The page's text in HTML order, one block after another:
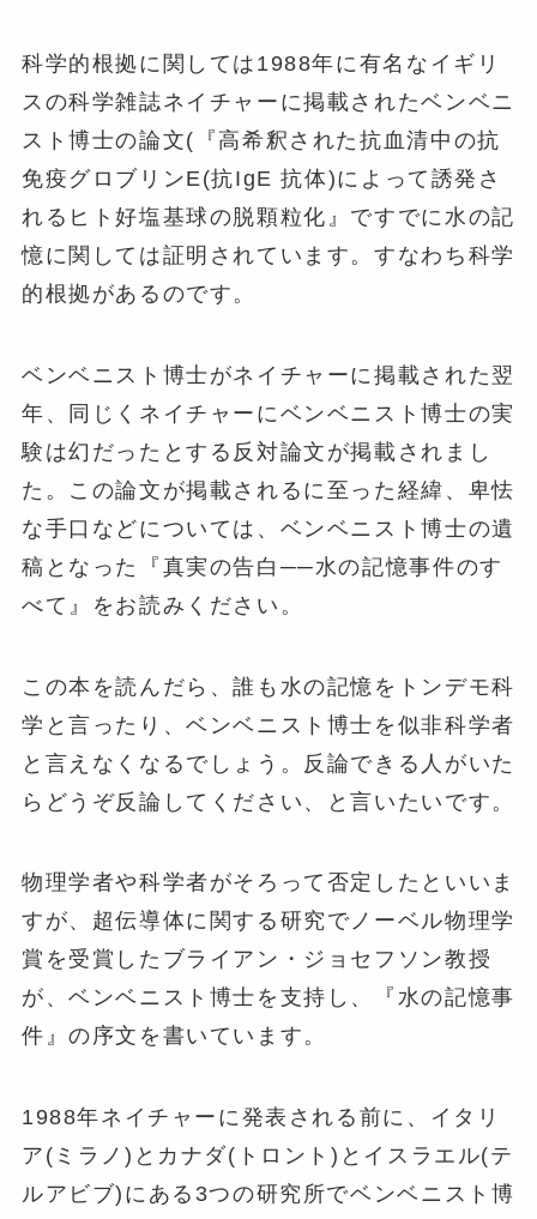
科学的根拠に関しては1988年に有名なイギリ
スの科学雑誌ネイチャーに掲載されたベンベニ
スト博士の論文(『高希釈された抗血清中の抗
免疫グロブリンE(抗IgE 抗体)によって誘発さ
れるヒト好塩基球の脱顆粒化』ですでに水の記
憶に関しては証明されています。すなわち科学
的根拠があるのです。
ベンベニスト博士がネイチャーに掲載された翌
年、同じくネイチャーにベンベニスト博士の実
験は幻だったとする反対論文が掲載されまし
た。この論文が掲載されるに至った経緯、卑怯
な手口などについては、ベンベニスト博士の遺
稿となった『真実の告白──水の記憶事件のす
べて』をお読みください。
この本を読んだら、誰も水の記憶をトンデモ科
学と言ったり、ベンベニスト博士を似非科学者
と言えなくなるでしょう。反論できる人がいた
らどうぞ反論してください、と言いたいです。
物理学者や科学者がそろって否定したといいま
すが、超伝導体に関する研究でノーベル物理学
賞を受賞したブライアン・ジョセフソン教授
が、ベンベニスト博士を支持し、『水の記憶事
件』の序文を書いています。
1988年ネイチャーに発表される前に、イタリ
ア(ミラノ)とカナダ(トロント)とイスラエル(テ
ルアビブ)にある3つの研究所でベンベニスト博